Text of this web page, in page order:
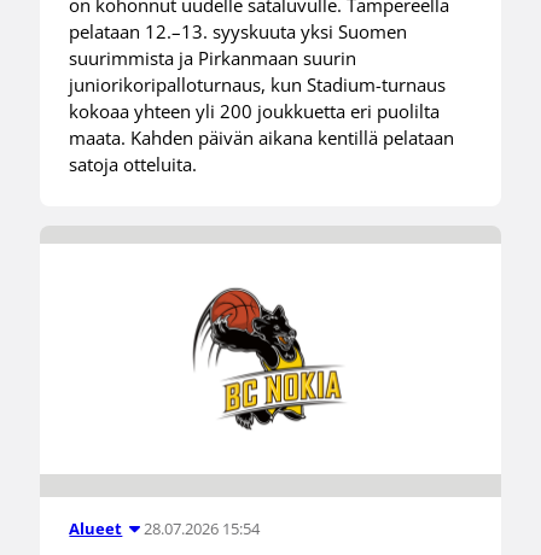
on kohonnut uudelle sataluvulle. Tampereella
pelataan 12.–13. syyskuuta yksi Suomen
suurimmista ja Pirkanmaan suurin
juniorikoripalloturnaus, kun Stadium-turnaus
kokoaa yhteen yli 200 joukkuetta eri puolilta
maata. Kahden päivän aikana kentillä pelataan
satoja otteluita.
Alueet 28.07.2026 15:54